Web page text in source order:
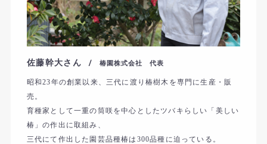
佐藤幹大さん / 椿園株式会社 代表
昭和23年の創業以来、三代に渡り椿樹木を専門に生産・販
売。
育種家として一重の筒咲を中心としたツバキらしい「美しい
椿」の作出に取組み、
三代にて作出した園芸品種椿は 300品種に迫っている。